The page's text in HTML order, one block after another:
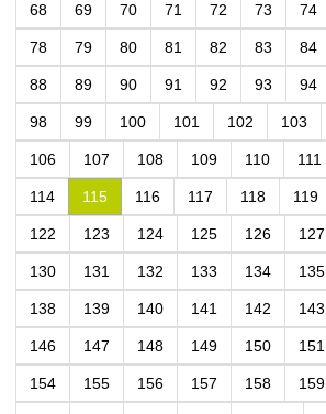
68 69 70 71 72 73 74
78 79 80 81 82 83 84
88 89 90 91 92 93 94
98 99 100 101 102 103
106 107 108 109 110 111
114 115 116 117 118 119
122 123 124 125 126 127
130 131 132 133 134 135
138 139 140 141 142 143
146 147 148 149 150 151
154 155 156 157 158 159